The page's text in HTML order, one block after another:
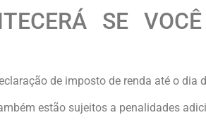
SE
de imposto de renda até o
estão sujeitos a penalidades